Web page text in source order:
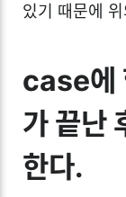
있기 때문에
case에
가 끝난
한다.